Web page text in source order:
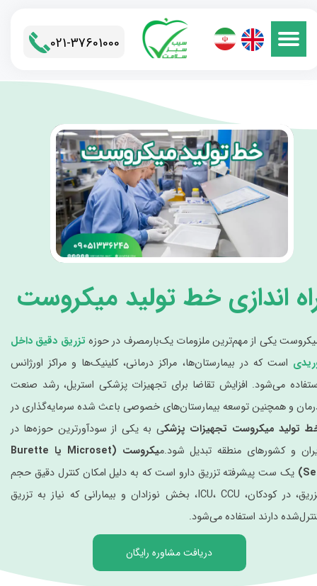
021-37601000​​​​​​​
اندازی خط تولید میکروست
یکی از مهم‌ترین ملزومات یک‌بارمصرف در حوزه تزریق دقیق داخل
است که در بیمارستان‌ها، مراکز درمانی، کلینیک‌ها و مراکز اورژانس
می‌شود. افزایش تقاضا برای تجهیزات پزشکی استریل، رشد صنعت
و همچنین توسعه بیمارستان‌های خصوصی باعث شده سرمایه‌گذاری در
تولید میکروست تجهیزات پزشکی به یکی از سودآورترین حوزه‌ها در
و کشورهای منطقه تبدیل شود.م
یکروست (Microset یا Burette
یک ست پیشرفته تزریق دارو است که به دلیل امکان کنترل دقیق حجم
تزریق، در کودکان، ICU، CCU، بخش نوزادان و بیمارانی که نیاز به تزریق
دارند استفاده می‌شود.
دریافت مشاوره رایگان